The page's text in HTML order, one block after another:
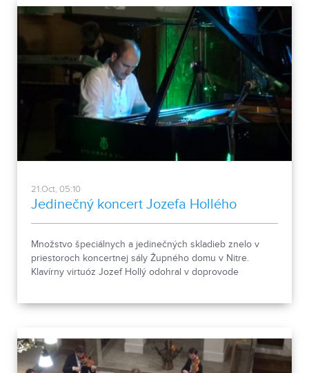
21.Oct, 05:10
Jedinečný koncert Jozefa Hollého
Množstvo špeciálnych a jedinečných skladieb znelo v
priestoroch koncertnej sály Župného domu v Nitre.
Klavírny virtuóz Jozef Hollý odohral v doprovode